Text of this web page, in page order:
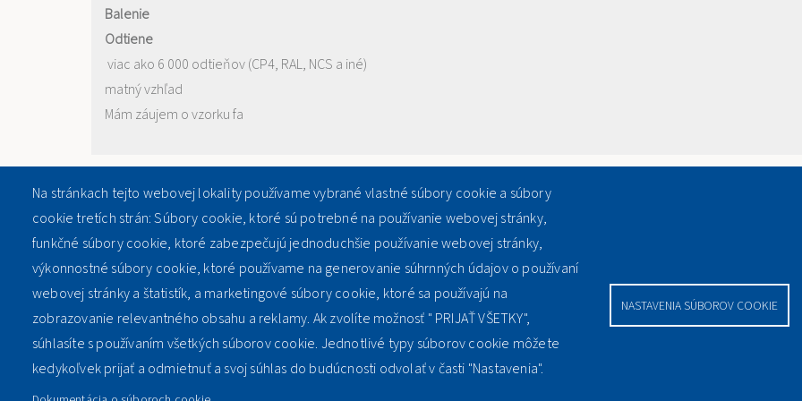
Balenie
Odtiene
viac ako 6 000 odtieňov (CP4, RAL, NCS a iné)
matný vzhľad
Mám záujem o vzorku fa
PARTNERI
Na stránkach tejto webovej lokality používame vybrané vlastné súbory cookie a súbory
cookie tretích strán: Súbory cookie, ktoré sú potrebné na používanie webovej stránky,
funkčné súbory cookie, ktoré zabezpečujú jednoduchšie používanie webovej stránky,
výkonnostné súbory cookie, ktoré používame na generovanie súhrnných údajov o používaní
webovej stránky a štatistík, a marketingové súbory cookie, ktoré sa používajú na
zobrazovanie relevantného obsahu a reklamy. Ak zvolíte možnosť " PRIJAŤ VŠETKY",
súhlasíte s používaním všetkých súborov cookie. Jednotlivé typy súborov cookie môžete
kedykoľvek prijať a odmietnuť a svoj súhlas do budúcnosti odvolať v časti "Nastavenia".
NASTAVENIA SÚBOROV COOKIE